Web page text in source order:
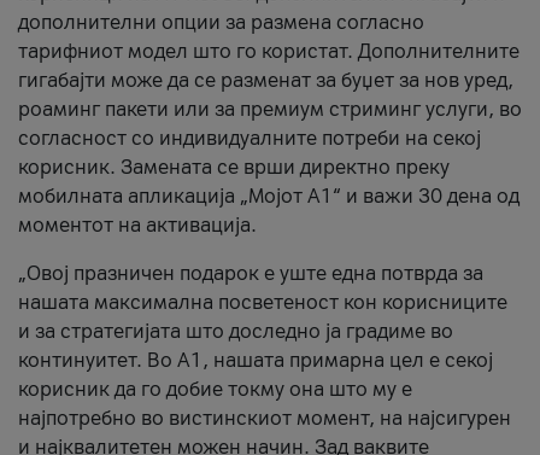
дополнителни опции за размена согласно
тарифниот модел што го користат. Дополнителните
гигабајти може да се разменат за буџет за нов уред,
роаминг пакети или за премиум стриминг услуги, во
согласност со индивидуалните потреби на секој
корисник. Замената се врши директно преку
мобилната апликација „Мојот А1“ и важи 30 дена од
моментот на активација.
„Овој празничен подарок е уште една потврда за
нашата максимална посветеност кон корисниците
и за стратегијата што доследно ја градиме во
континуитет. Во А1, нашата примарна цел е секој
корисник да го добие токму она што му е
најпотребно во вистинскиот момент, на најсигурен
и најквалитетен можен начин. Зад ваквите